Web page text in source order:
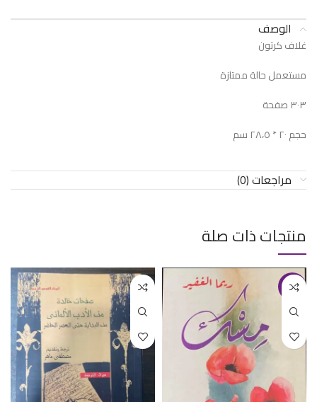
الوصف
غلاف كرتون
مستعمل حالة ممتازة
٣٠٣ صفحة
حجم ٢٠ * ٢٨،٥ سم
مراجعات (0)
منتجات ذات صلة
-17%